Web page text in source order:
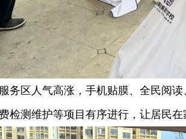
人气高涨，手机贴膜、全民阅读
检测维护等项目有序进行，让居民